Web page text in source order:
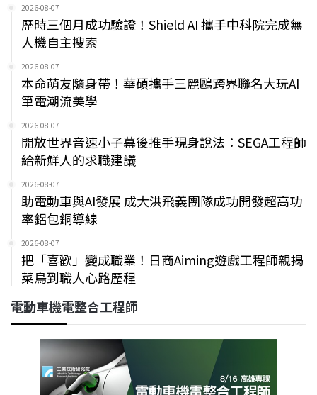
2026-08-07
歷時三個月成功驗證！Shield AI 攜手中科院完成無
人機自主搜索
2026-08-07
本命萌友隨身帶！華碩攜手三麗鷗跨界聯名大玩AI
筆電潮流美學
2026-08-07
開放世界音速小子幕後推手現身說法：SEGA工程師
給新鮮人的求職建議
2026-08-07
助電動車與AI發展 成大洪飛義團隊成功開發超高功
率鋁包銅導線
2026-08-07
把「喜歡」變成職業！日商Aiming遊戲工程師親揭
菜鳥到職人心路歷程
電動車機電整合工程師